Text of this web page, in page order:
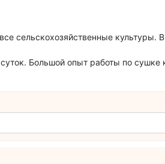
сельскохозяйственные культуры.
Большой опыт работы по сушке